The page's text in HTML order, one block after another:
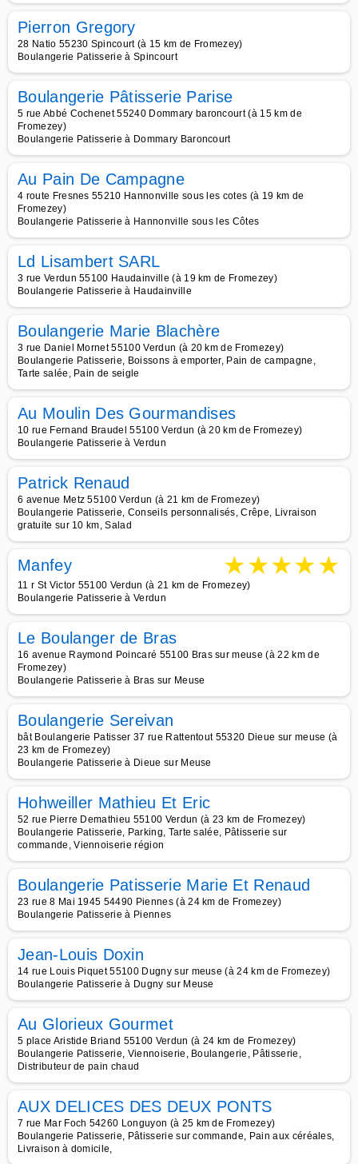
Pierron Gregory
28 Natio 55230 Spincourt (à 15 km de Fromezey)
Boulangerie Patisserie à Spincourt
Boulangerie Pâtisserie Parise
5 rue Abbé Cochenet 55240 Dommary baroncourt (à 15 km de
Fromezey)
Boulangerie Patisserie à Dommary Baroncourt
Au Pain De Campagne
4 route Fresnes 55210 Hannonville sous les cotes (à 19 km de
Fromezey)
Boulangerie Patisserie à Hannonville sous les Côtes
Ld Lisambert SARL
3 rue Verdun 55100 Haudainville (à 19 km de Fromezey)
Boulangerie Patisserie à Haudainville
Boulangerie Marie Blachère
3 rue Daniel Mornet 55100 Verdun (à 20 km de Fromezey)
Boulangerie Patisserie, Boissons à emporter, Pain de campagne,
Tarte salée, Pain de seigle
Au Moulin Des Gourmandises
10 rue Fernand Braudel 55100 Verdun (à 20 km de Fromezey)
Boulangerie Patisserie à Verdun
Patrick Renaud
6 avenue Metz 55100 Verdun (à 21 km de Fromezey)
Boulangerie Patisserie, Conseils personnalisés, Crêpe, Livraison
gratuite sur 10 km, Salad
Manfey ★★★★★
11 r St Victor 55100 Verdun (à 21 km de Fromezey)
Boulangerie Patisserie à Verdun
Le Boulanger de Bras
16 avenue Raymond Poincaré 55100 Bras sur meuse (à 22 km de
Fromezey)
Boulangerie Patisserie à Bras sur Meuse
Boulangerie Sereivan
bât Boulangerie Patisser 37 rue Rattentout 55320 Dieue sur meuse (à
23 km de Fromezey)
Boulangerie Patisserie à Dieue sur Meuse
Hohweiller Mathieu Et Eric
52 rue Pierre Demathieu 55100 Verdun (à 23 km de Fromezey)
Boulangerie Patisserie, Parking, Tarte salée, Pâtisserie sur
commande, Viennoiserie région
Boulangerie Patisserie Marie Et Renaud
23 rue 8 Mai 1945 54490 Piennes (à 24 km de Fromezey)
Boulangerie Patisserie à Piennes
Jean-Louis Doxin
14 rue Louis Piquet 55100 Dugny sur meuse (à 24 km de Fromezey)
Boulangerie Patisserie à Dugny sur Meuse
Au Glorieux Gourmet
5 place Aristide Briand 55100 Verdun (à 24 km de Fromezey)
Boulangerie Patisserie, Viennoiserie, Boulangerie, Pâtisserie,
Distributeur de pain chaud
AUX DELICES DES DEUX PONTS
7 rue Mar Foch 54260 Longuyon (à 25 km de Fromezey)
Boulangerie Patisserie, Pâtisserie sur commande, Pain aux céréales,
Livraison à domicile,